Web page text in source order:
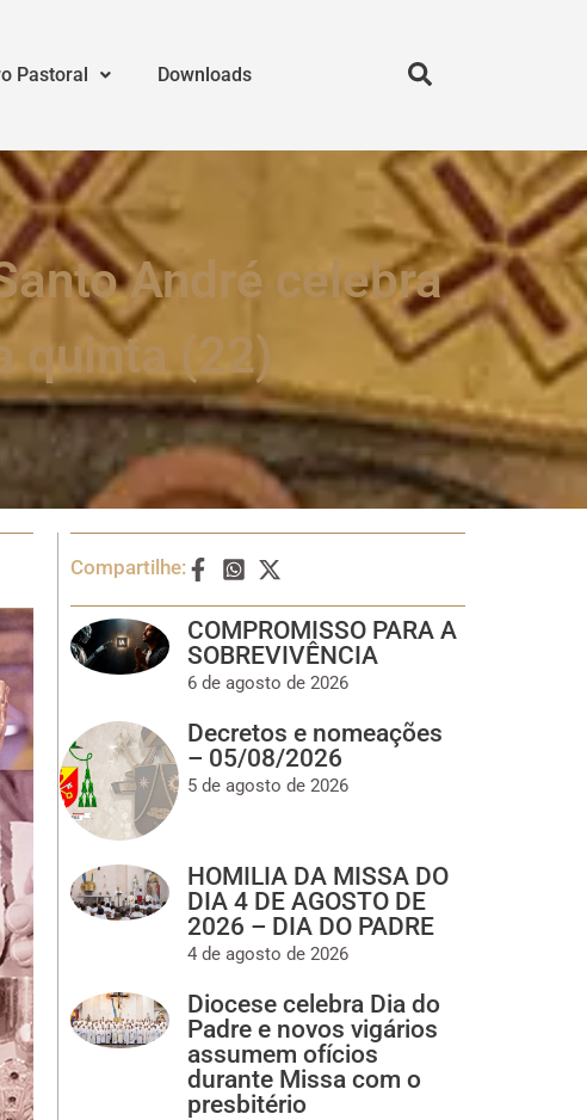
Pastoral Downloads
André celebra
quinta (22)
Compartilhe:
COMPROMISSO PARA A
SOBREVIVÊNCIA
6 de agosto de 2026
Decretos e nomeações
– 05/08/2026
5 de agosto de 2026
HOMILIA DA MISSA DO
DIA 4 DE AGOSTO DE
2026 – DIA DO PADRE
4 de agosto de 2026
Diocese celebra Dia do
Padre e novos vigários
assumem ofícios
durante Missa com o
presbitério